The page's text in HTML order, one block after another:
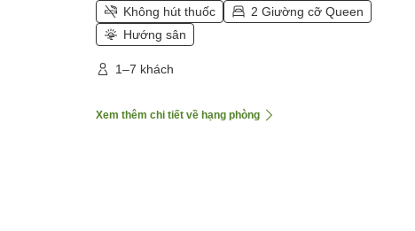
Không hút thuốc
2 Giường cỡ Queen
Hướng sân
1–7 khách
Xem thêm chi tiết về hạng phòng